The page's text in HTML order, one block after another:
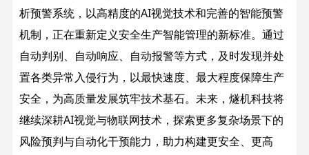
析预警系统，以高精度的AI视觉技术和完善的智能预警
机制，正在重新定义安全生产智能管理的新标准。通过
自动判别、自动响应、自动报警等方式，及时发现并处
置各类异常入侵行为，以最快速度、最大程度保障生产
安全，为高质量发展筑牢技术基石。 未来，燧机科技将
继续深耕AI视觉与物联网技术，探索更多复杂场景下的
风险预判与自动化干预能力，助力构建更安全、更高